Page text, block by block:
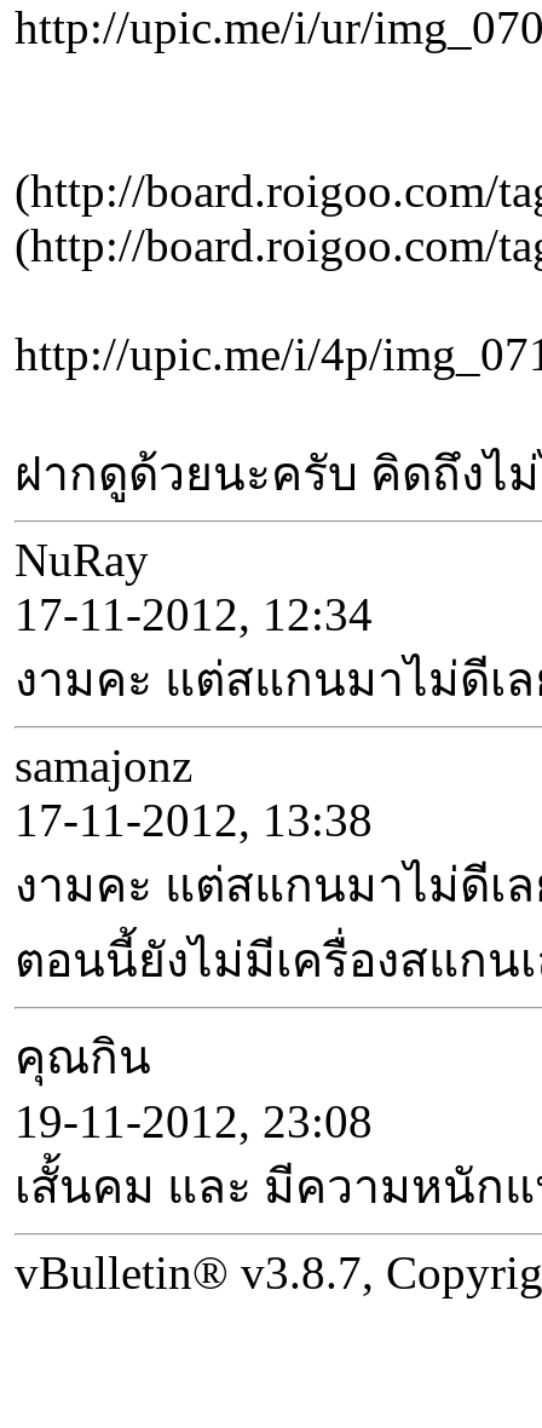
http://upic.me/i/ur/
(http://board.roigoo.com/
(http://board.roigoo.com/
http://upic.me/i/4p/
ฝากดูด้วยนะครับ คิดถึงไ
NuRay
17-11-2012, 12:34
งามคะ แต่สแกนมาไม่ดีเ
samajonz
17-11-2012, 13:38
งามคะ แต่สแกนมาไม่ดีเ
ตอนนี้ยังไม่มีเครื่องสแก
คุณกิน
19-11-2012, 23:08
เสั้นคม และ มีความหนัก
vBulletin® v3.8.7,